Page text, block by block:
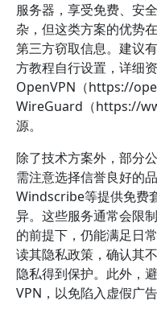
服务器，享受免费、安
杂，但这类方案的优势
第三方窃取信息。建议
方教程自行设置，详细
OpenVPN（https://
WireGuard（https://
源。
除了技术方案外，部分
需注意选择信誉良好的
Windscribe等提供免费
异。这些服务通常会限
的前提下，仍能满足日
读其隐私政策，确认其
隐私得到保护。此外，
VPN，以免陷入虚假广